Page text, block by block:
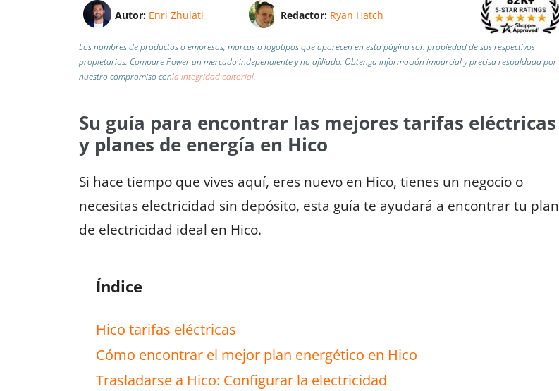
Autor: Enri Zhulati Redactor: Ryan Hatch
Los nombres de productos o empresas, marcas o logotipos que aparecen en esta página son propiedad de sus respectivos
propietarios. Compare Power un mercado independiente y no afiliado. Obtenga información imparcial y precisa respaldada por
nuestro compromiso conla integridad editorial.
Su guía para encontrar las mejores tarifas eléctricas
y planes de energía en Hico
Si hace tiempo que vives aquí, eres nuevo en Hico, tienes un negocio o
necesitas electricidad sin depósito, esta guía te ayudará a encontrar tu plan
de electricidad ideal en Hico.
Índice
Hico tarifas eléctricas
Cómo encontrar el mejor plan energético en Hico
Trasladarse a Hico: Configurar la electricidad